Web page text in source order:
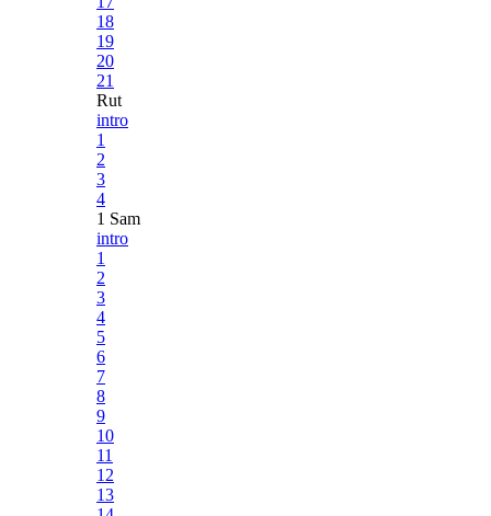
18
19
20
21
Rut
intro
1
2
3
4
1 Sam
intro
1
2
3
4
5
6
7
8
9
10
11
12
13